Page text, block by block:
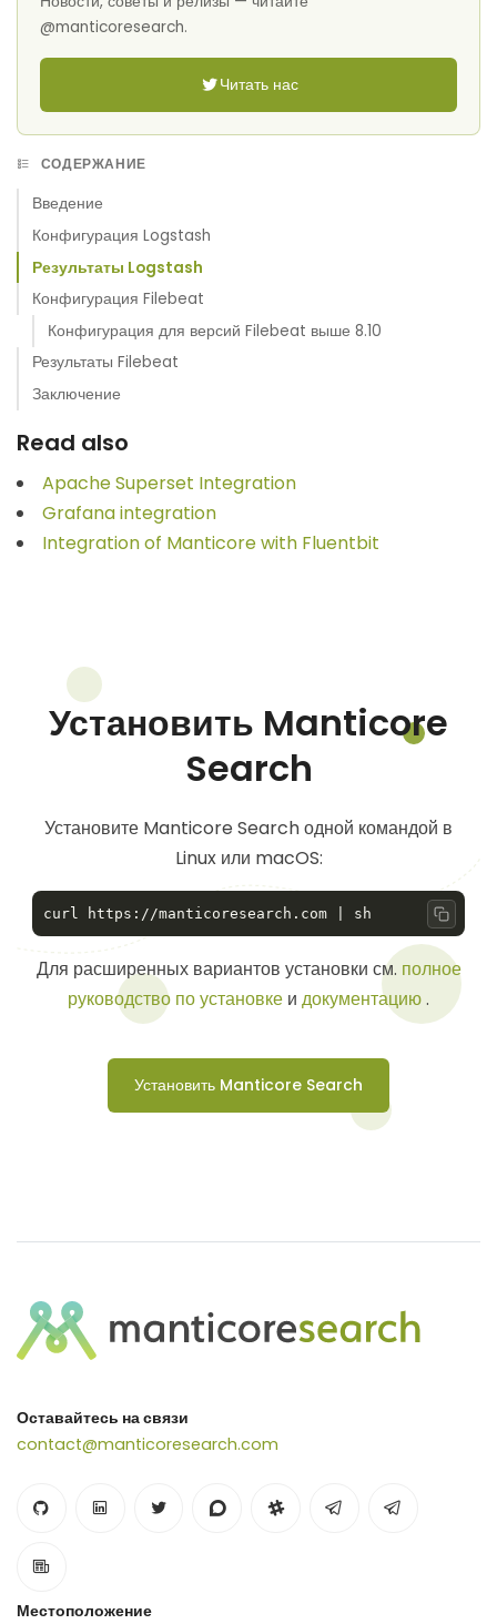
@manticoresearch.
Читать нас
СОДЕРЖАНИЕ
Введение
Конфигурация Logstash
Результаты Logstash
Конфигурация Filebeat
Конфигурация для версий Filebeat выше 8.10
Результаты Filebeat
Заключение
Read also
Apache Superset Integration
Grafana integration
Integration of Manticore with Fluentbit
Установить Manticore
Search
Установите Manticore Search одной командой в
Linux или macOS:
Copy
Для расширенных вариантов установки см. полное
руководство по установке и документацию.
Установить Manticore Search
Оставайтесь на связи
contact@manticoresearch.com
Местоположение